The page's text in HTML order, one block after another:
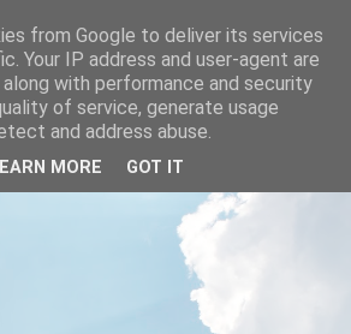
Papato, unitevi!
from Google to deliver its services
Your IP address and user-agent are
with performance and security
of service, generate usage
and address abuse.
MORE GOT IT